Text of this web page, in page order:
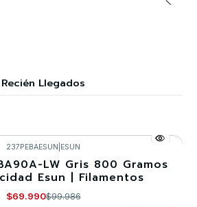
Recién Llegados
237PEBAESUN ESUN
LW Gris 800 Gramos
Esun | Filamentos
$69.990$99.986